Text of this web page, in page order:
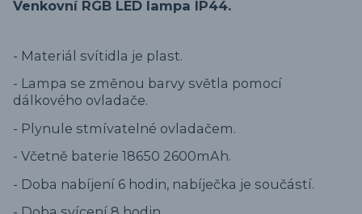
Venkovní RGB LED lampa IP44.
- Materiál svítidla je plast.
- Lampa se změnou barvy světla pomocí
dálkového ovladače.
- Plynule stmívatelné ovladačem.
- Včetně baterie 18650 2600mAh.
- Doba nabíjení 6 hodin, nabíječka je součástí.